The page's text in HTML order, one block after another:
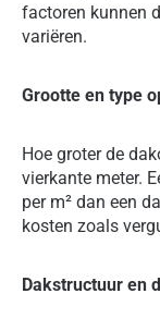
factoren kunnen
variëren.
Grootte en type
Hoe groter de
vierkante meter.
per m² dan een
kosten zoals
Dakstructuur en